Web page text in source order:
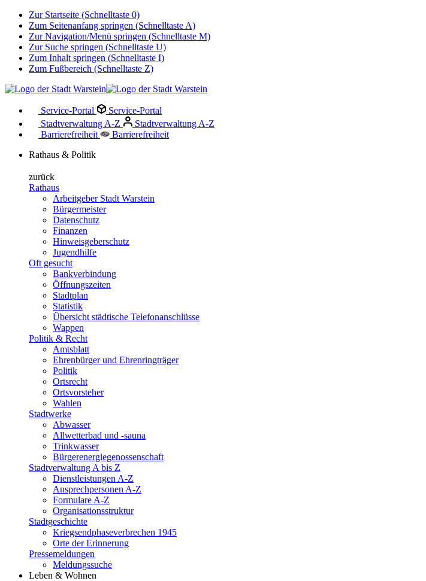
Zur Startseite (Schnelltaste 0)
Zum Seitenanfang springen (Schnelltaste A)
Zur Navigation/Menü springen (Schnelltaste M)
Zur Suche springen (Schnelltaste U)
Zum Inhalt springen (Schnelltaste I)
Zum Fußbereich (Schnelltaste Z)
Service-Portal
Service-Portal
Stadtverwaltung A-Z
Stadtverwaltung A-Z
Barrierefreiheit
Barrierefreiheit
Rathaus & Politik
zurück
Rathaus
Arbeitgeber Stadt Warstein
Bürgermeister
Datenschutz
Finanzen
Hinweisgeberschutz
Jugendhilfe
Oft gesucht
Bankverbindung
Öffnungszeiten
Stadtplan
Statistik
Übersicht städtische Telefonanschlüsse
Wappen
Politik & Recht
Amtsblatt
Ehrenbürger und Ehrenringträger
Politik
Ortsrecht
Ortsvorsteher
Wahlen
Stadtwerke
Abwasser
Allwetterbad und -sauna
Trinkwasser
Bürgerenergiegenossenschaft
Stadtverwaltung A bis Z
Dienstleistungen A-Z
Ansprechpersonen A-Z
Formulare A-Z
Organisationsstruktur
Stadtgeschichte
Kriegsendphaseverbrechen 1945
Orte der Erinnerung
Pressemeldungen
Meldungssuche
Leben & Wohnen